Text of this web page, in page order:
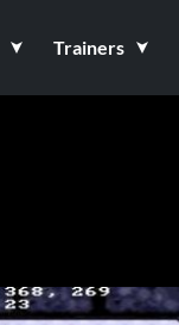
Trainers